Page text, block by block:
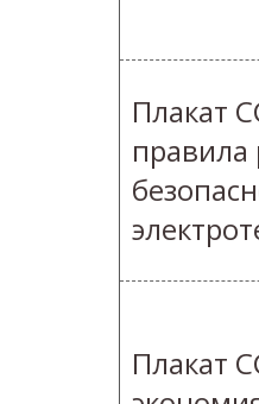
Плакат
правила
Плакат